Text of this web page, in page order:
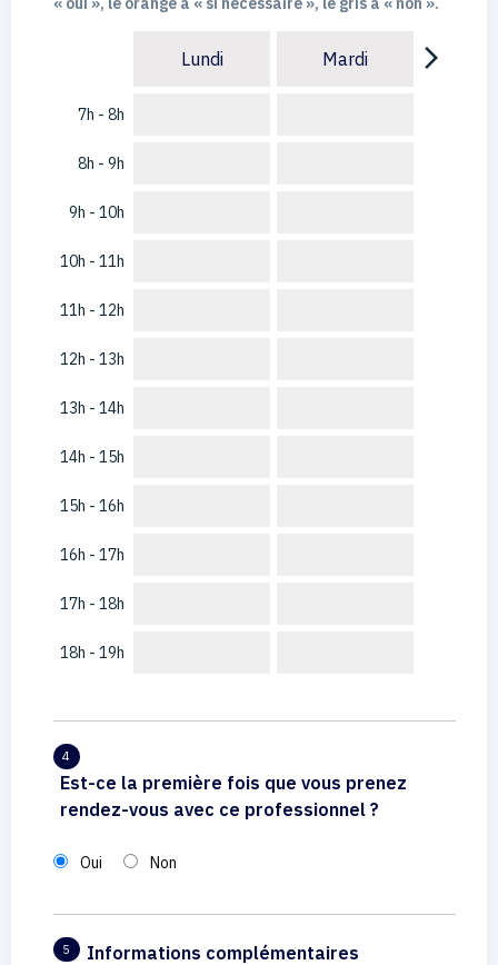
7h - 8h
8h - 9h
9h - 10h
10h - 11h
11h - 12h
12h - 13h
13h - 14h
14h - 15h
15h - 16h
16h - 17h
17h - 18h
18h - 19h
Lundi Mardi arrow_forward_ios
4
Est-ce la première fois que vous prenez
rendez-vous avec ce professionnel ?
Oui Non
5 Informations complémentaires